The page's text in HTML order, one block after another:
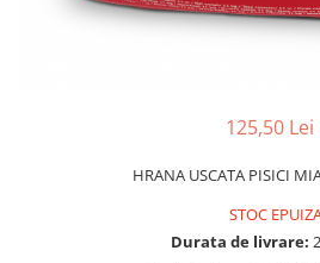
125,50 Lei
HRANA USCATA PISICI
STOC
Durata de livrare: